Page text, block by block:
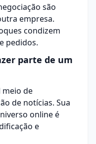
são
empresa.
condizem
pedidos.
parte de um
meio de
de notícias. Sua
online é
e